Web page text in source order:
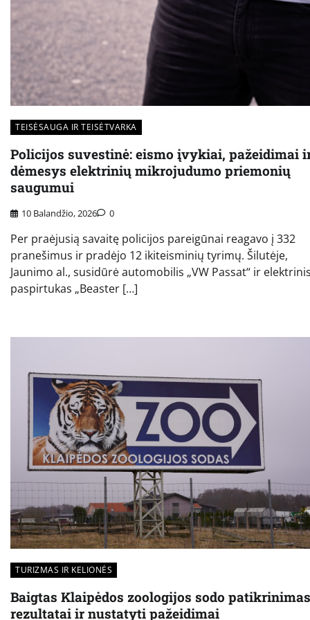
TEISĖSAUGA IR TEISĖTVARKA
Policijos suvestinė: eismo įvykiai, pažeidimai
dėmesys elektrinių mikrojudumo priemonių
saugumui
10 Balandžio, 2026 0
Per praėjusią savaitę policijos pareigūnai reagavo į 332
pranešimus ir pradėjo 12 ikiteisminių tyrimų. Šilutėje,
Jaunimo al., susidūrė automobilis „VW Passat“ ir
paspirtukas „Beaster […]
TURIZMAS IR KELIONĖS
Baigtas Klaipėdos zoologijos sodo
rezultatai ir nustatyti pažeidimai